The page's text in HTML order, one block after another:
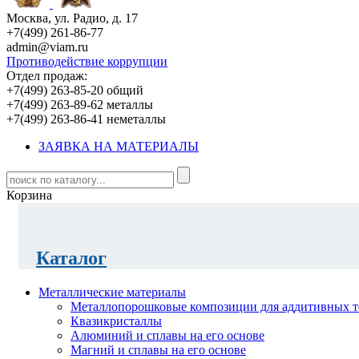
Москва, ул. Радио, д. 17
+7(499) 261-86-77
admin@viam.ru
Противодействие коррупции
Отдел продаж:
+7(499) 263-85-20 общий
+7(499) 263-89-62 металлы
+7(499) 263-86-41 неметаллы
ЗАЯВКА НА МАТЕРИАЛЫ
Корзина
Каталог
Металлические материалы
Металлопорошковые композиции для аддитивных
Квазикристаллы
Алюминий и сплавы на его основе
Магний и сплавы на его основе